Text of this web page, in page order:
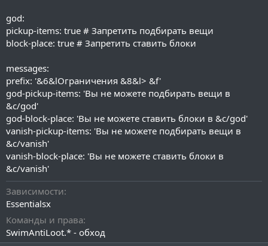
god:
pickup-items: true # Запретить подбирать вещи
block-place: true # Запретить ставить блоки
messages:
prefix: '&6&lОграничения &8&l> &f'
god-pickup-items: 'Вы не можете подбирать вещи в
&c/god'
god-block-place: 'Вы не можете ставить блоки в &c/god'
vanish-pickup-items: 'Вы не можете подбирать вещи в
&c/vanish'
vanish-block-place: 'Вы не можете ставить блоки в
&c/vanish'
Зависимости
Essentialsx
Команды и права
SwimAntiLoot.* - обход